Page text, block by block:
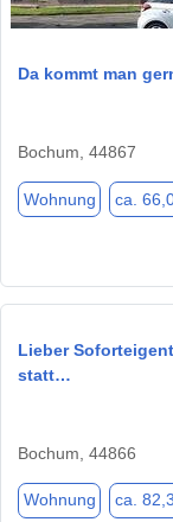
Da kommt man
Bochum, 44867
Wohnung ca.
Lieber
statt…
Bochum, 44866
Wohnung ca.